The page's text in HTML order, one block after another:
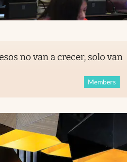
no van a crecer, solo van
Members